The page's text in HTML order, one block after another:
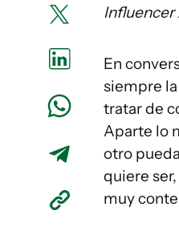
Influencer
En
siempre
tratar de
Aparte lo
otro
quiere
muy